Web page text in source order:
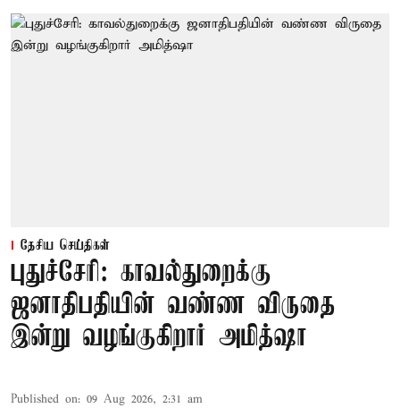
தேசிய செய்திகள்
புதுச்சேரி: காவல்துறைக்கு
ஜனாதிபதியின் வண்ண விருதை
இன்று வழங்குகிறார் அமித்ஷா
Published on: 09 Aug 2026, 2:31 am